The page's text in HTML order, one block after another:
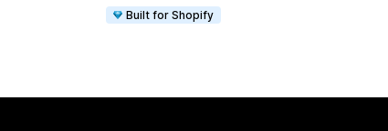
Built for Shopify